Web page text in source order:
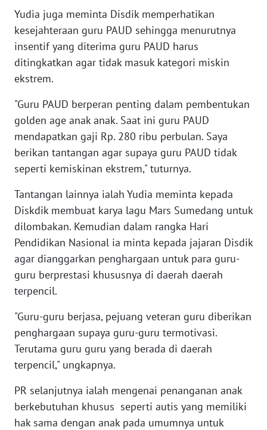
Yudia juga meminta Disdik memperhatikan
kesejahteraan guru PAUD sehingga menurutnya
insentif yang diterima guru PAUD harus
ditingkatkan agar tidak masuk kategori miskin
ekstrem.
"Guru PAUD berperan penting dalam pembentukan
golden age anak anak. Saat ini guru PAUD
mendapatkan gaji Rp. 280 ribu perbulan. Saya
berikan tantangan agar supaya guru PAUD tidak
seperti kemiskinan ekstrem," tuturnya.
Tantangan lainnya ialah Yudia meminta kepada
Diskdik membuat karya lagu Mars Sumedang untuk
dilombakan. Kemudian dalam rangka Hari
Pendidikan Nasional ia minta kepada jajaran Disdik
agar dianggarkan penghargaan untuk para guru-
guru berprestasi khususnya di daerah daerah
terpencil.
"Guru-guru berjasa, pejuang veteran guru diberikan
penghargaan supaya guru-guru termotivasi.
Terutama guru guru yang berada di daerah
terpencil," ungkapnya.
PR selanjutnya ialah mengenai penanganan anak
berkebutuhan khusus seperti autis yang memiliki
hak sama dengan anak pada umumnya untuk
WN
JABAR
WN
BANTEN
WN
NTT
WN
KEPRI
WN
PAPUA
PAPUA
BARAT
WN
WN
SERAMBI
JAMBI
WN